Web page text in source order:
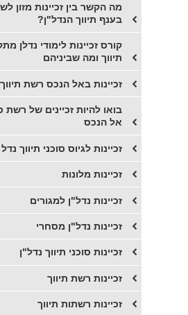
מה הקשר בין זכיינות מזון
בענף תיווך הנדל"ן?
קורס זכיינות לימודי נדלן
תיווך ומה שביניהם
זכיינות באל הנכס רשת תיווך
בואו להיות זכיינים של רשת
אל הנכס
זכיינות לגיוס סוכני תיווך נדל
זכיינות מלונות
זכיינות נדל"ן למגורים
זכיינות נדל"ן מסחרי
זכיינות סוכני תיווך נדל"ן
זכיינות רשת תיווך
זכיינות רשתות תיווך